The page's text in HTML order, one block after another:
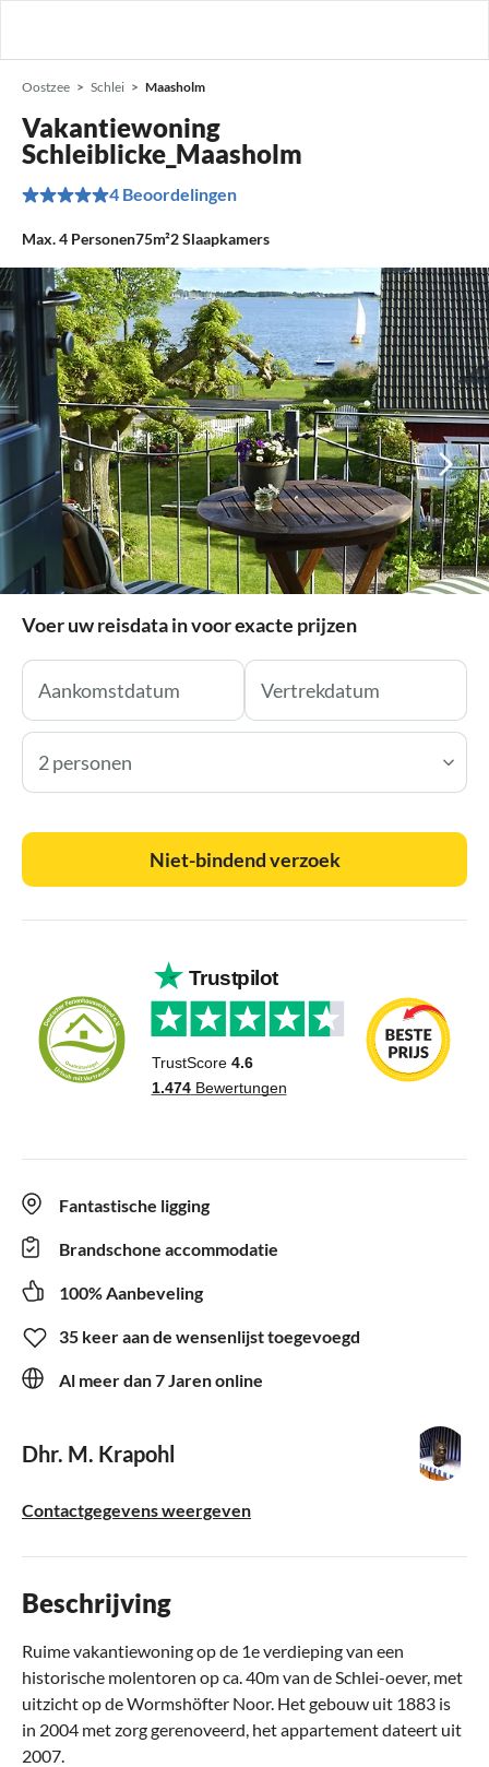
Oostzee Schlei Maasholm
Vakantiewoning
Schleiblicke_Maasholm
4 Beoordelingen
Max.4 Personen75m²2Slaapkamers
Voer uw reisdata in voor exacte prijzen
2 personen
Niet-bindend verzoek
Fantastische ligging
Brandschone accommodatie
100% Aanbeveling
35 keer aan de wensenlijst toegevoegd
Al meer dan 7 Jaren online
Dhr. M. Krapohl
Contactgegevens weergeven
Beschrijving
Ruime vakantiewoning op de 1e verdieping van een
historische molentoren op ca. 40m van de Schlei-oever, met
uitzicht op de Wormshöfter Noor. Het gebouw uit 1883 is
in 2004 met zorg gerenoveerd, het appartement dateert uit
2007.